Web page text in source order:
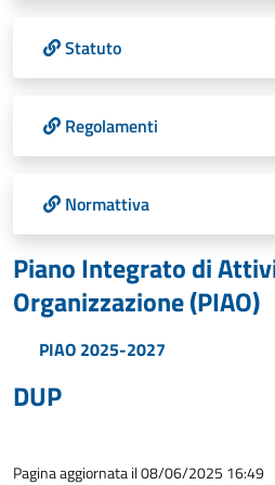
Statuto
Regolamenti
Normattiva
Piano Integrato di
Organizzazione (PIAO)
PIAO 2025-2027
DUP
Pagina aggiornata il 08/06/2025 16:49